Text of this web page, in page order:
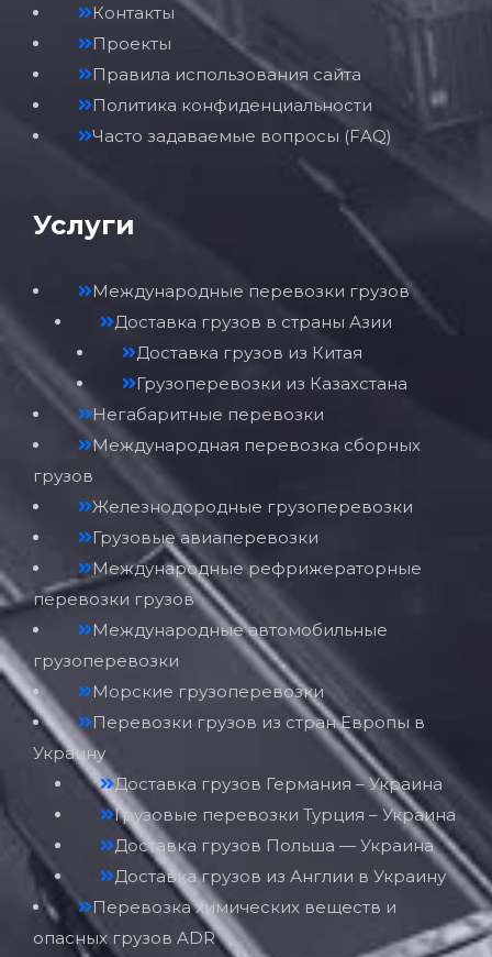
Контакты
Проекты
Правила использования сайта
Политика конфиденциальности
Часто задаваемые вопросы (FAQ)
Услуги
Международные перевозки грузов
Доставка грузов в страны Азии
Доставка грузов из Китая
Грузоперевозки из Казахстана
Негабаритные перевозки
Международная перевозка сборных
грузов
Железнодородные грузоперевозки
Грузовые авиаперевозки
Международные рефрижераторные
перевозки грузов
Международные автомобильные
грузоперевозки
Морские грузоперевозки
Перевозки грузов из стран Европы в
Украину
Доставка грузов Германия – Украина
Грузовые перевозки Турция – Украина
Доставка грузов Польша — Украина
Доставка грузов из Англии в Украину
Перевозка химических веществ и
опасных грузов ADR